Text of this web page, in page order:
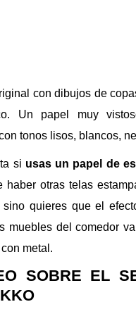
con dibujos de
Un papel muy
tonos lisos, blancos,
si usas un papel de
haber otras telas
sino quieres que el
muebles del comedor
metal.
SOBRE EL